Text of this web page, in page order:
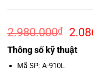
2.980.000₫
Giá
gốc
là:
Thông số kỹ thuật
Mã SP: A-910L